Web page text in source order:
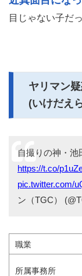
目じゃない子だ
ヤリマン
(いけだえ
自撮りの神・池
https://t.co/
pic.twitter.com/
ン（TGC）
職業
所属事務所